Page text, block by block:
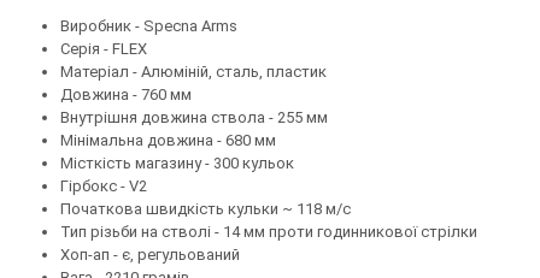
Виробник - Specna Arms
Серія - FLEX
Матеріал - Алюміній, сталь, пластик
Довжина - 760 мм
Внутрішня довжина ствола - 255 мм
Мінімальна довжина - 680 мм
Місткість магазину - 300 кульок
Гірбокс - V2
Початкова швидкість кульки ~ 118 м/с
Тип різьби на стволі - 14 мм проти годинникової стрілки
Хоп-ап - є, регульований